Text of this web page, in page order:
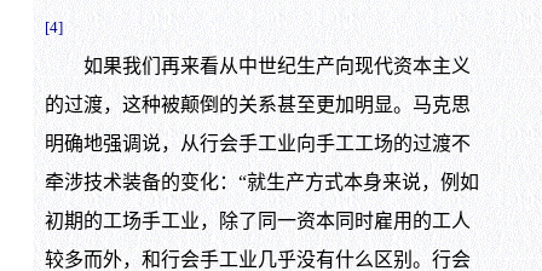
[4]
如果我们再来看从中世纪生产向现代资本主义
的过渡，这种被颠倒的关系甚至更加明显。马克思
明确地强调说，从行会手工业向手工工场的过渡不
牵涉技术装备的变化：“就生产方式本身来说，例如
初期的工场手工业，除了同一资本同时雇用的工人
较多而外，和行会手工业几乎没有什么区别。行会